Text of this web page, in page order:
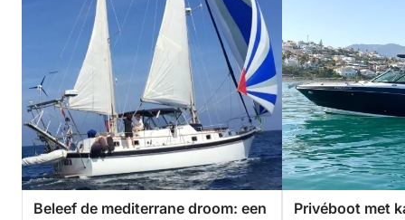
Beleef de mediterrane droom: een
Privéboot met